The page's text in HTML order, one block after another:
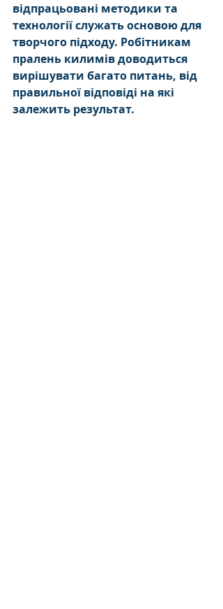
відпрацьовані методики та
технології служать основою для
творчого підходу. Робітникам
пралень килимів доводиться
вирішувати багато питань, від
правильної відповіді на які
залежить результат.